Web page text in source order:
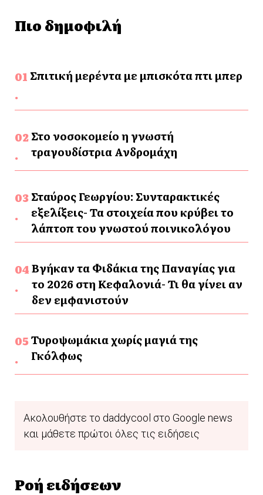
Πιο δημοφιλή
Σπιτική μερέντα με μπισκότα πτι μπερ
Στο νοσοκομείο η γνωστή
τραγουδίστρια Ανδρομάχη
Σταύρος Γεωργίου: Συνταρακτικές
εξελίξεις- Τα στοιχεία που κρύβει το
λάπτοπ του γνωστού ποινικολόγου
Βγήκαν τα Φιδάκια της Παναγίας για
το 2026 στη Κεφαλονιά- Τι θα γίνει αν
δεν εμφανιστούν
Τυροψωμάκια χωρίς μαγιά της
Γκόλφως
Ακολουθήστε το daddycool στο Google news
και μάθετε πρώτοι όλες τις ειδήσεις
Ροή ειδήσεων